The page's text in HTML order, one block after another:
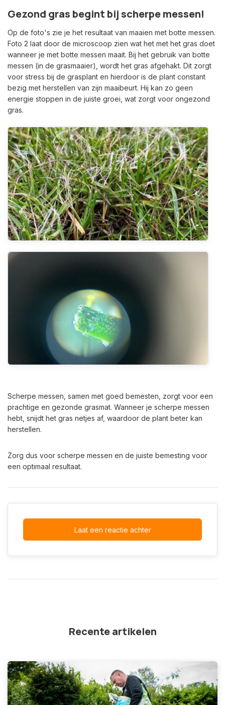
Gezond gras begint bij scherpe messen!
Op de foto's zie je het resultaat van maaien met botte messen.
Foto 2 laat door de microscoop zien wat het met het gras doet
wanneer je met botte messen maait. Bij het gebruik van botte
messen (in de grasmaaier), wordt het gras afgehakt. Dit zorgt
voor stress bij de grasplant en hierdoor is de plant constant
bezig met herstellen van zijn maaibeurt. Hij kan zo geen
energie stoppen in de juiste groei, wat zorgt voor ongezond
gras.
Scherpe messen, samen met goed bemesten, zorgt voor een
prachtige en gezonde grasmat. Wanneer je scherpe messen
hebt, snijdt het gras netjes af, waardoor de plant beter kan
herstellen.
Zorg dus voor scherpe messen en de juiste bemesting voor
een optimaal resultaat.
Laat een reactie achter
Recente artikelen